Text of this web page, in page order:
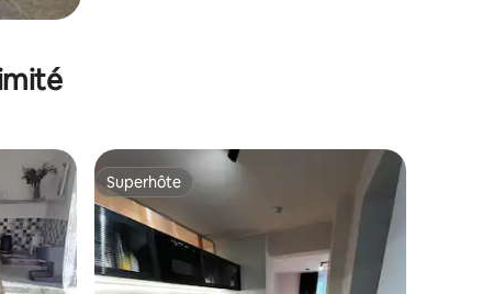
appréciés Superhôte
Superhôte